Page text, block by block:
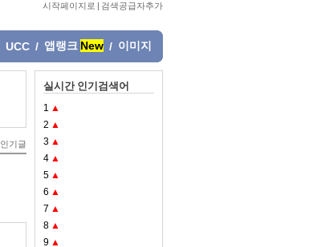
시작페이지로 | 검색공급자추가
UCC / 앱랭크 New / 이미지
인기글
실시간 인기검색어
1 ▲
2 ▲
3 ▲
4 ▲
5 ▲
6 ▲
7 ▲
8 ▲
9 ▲